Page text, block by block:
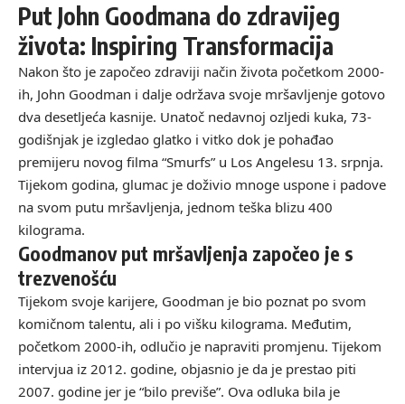
Put John Goodmana do zdravijeg
života: Inspiring Transformacija
Nakon što je započeo zdraviji način života početkom 2000-
ih, John Goodman i dalje održava svoje mršavljenje gotovo
dva desetljeća kasnije. Unatoč nedavnoj ozljedi kuka, 73-
godišnjak je izgledao glatko i vitko dok je pohađao
premijeru novog filma “Smurfs” u Los Angelesu 13. srpnja.
Tijekom godina, glumac je doživio mnoge uspone i padove
na svom putu mršavljenja, jednom teška blizu 400
kilograma.
Goodmanov put mršavljenja započeo je s
trezvenošću
Tijekom svoje karijere, Goodman je bio poznat po svom
komičnom talentu, ali i po višku kilograma. Međutim,
početkom 2000-ih, odlučio je napraviti promjenu. Tijekom
intervjua iz 2012. godine, objasnio je da je prestao piti
2007. godine jer je “bilo previše”. Ova odluka bila je